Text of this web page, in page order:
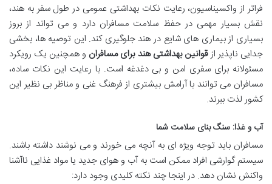
فراتر از واکسیناسیون، رعایت نکات بهداشتی عمومی در طول سفر به هند،
نقش بسیار مهمی در حفظ سلامت مسافران دارد و می تواند از بروز
بسیاری از بیماری های شایع در هند جلوگیری کند. این توصیه ها، بخشی
جدایی ناپذیر ازقوانین بهداشتی هند برای مسافران و همچنین یک رویکرد
مسئولانه برای سفری امن و بی دغدغه است. با رعایت این نکات ساده،
مسافران می توانند با آرامش بیشتری از فرهنگ غنی و مناظر بی نظیر این
کشور لذت ببرند.
آب و غذا: سنگ بنای سلامت شما
مسافران باید توجه ویژه ای به آنچه می خورند و می نوشند داشته باشند.
سیستم گوارشی افراد ممکن است به آب و هوای جدید یا مواد غذایی ناآشنا
واکنش نشان دهد. در اینجا چند نکته کلیدی وجود دارد: